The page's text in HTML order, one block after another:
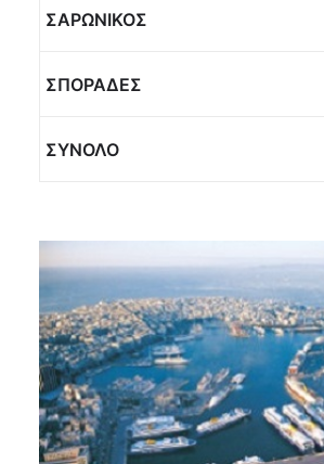
ΣΑΡΩΝΙΚΟΣ
ΣΠΟΡΑΔΕΣ
ΣΥΝΟΛΟ